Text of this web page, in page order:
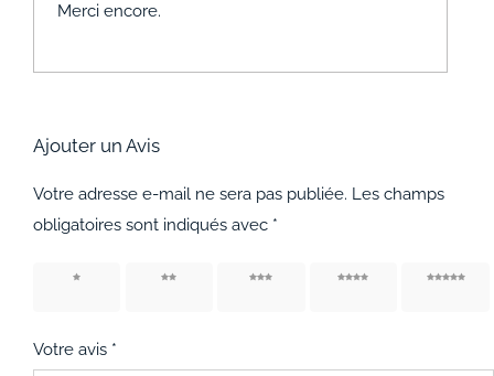
Merci encore.
Ajouter un Avis
Votre adresse e-mail ne sera pas publiée. Les champs
obligatoires sont indiqués avec *
1 étoile
2 étoiles
3 étoiles
4 étoiles
5 étoiles
Votre avis *